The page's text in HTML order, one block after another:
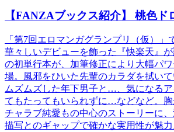
【FANZAブックス紹介】 桃色ド
「第7回エロマンガグランプリ（仮）」
華々しいデビューを飾った『快楽天』
の初単行本が、加筆修正により大幅パ
場。風邪をひいた先輩のカラダを拭い
ムズムズした年下男子と…、気になる
てもたってもいられずに…などなど。胸
チャラブ純愛もの中心のストーリーに
描写とのギャップで確かな実用性が魅